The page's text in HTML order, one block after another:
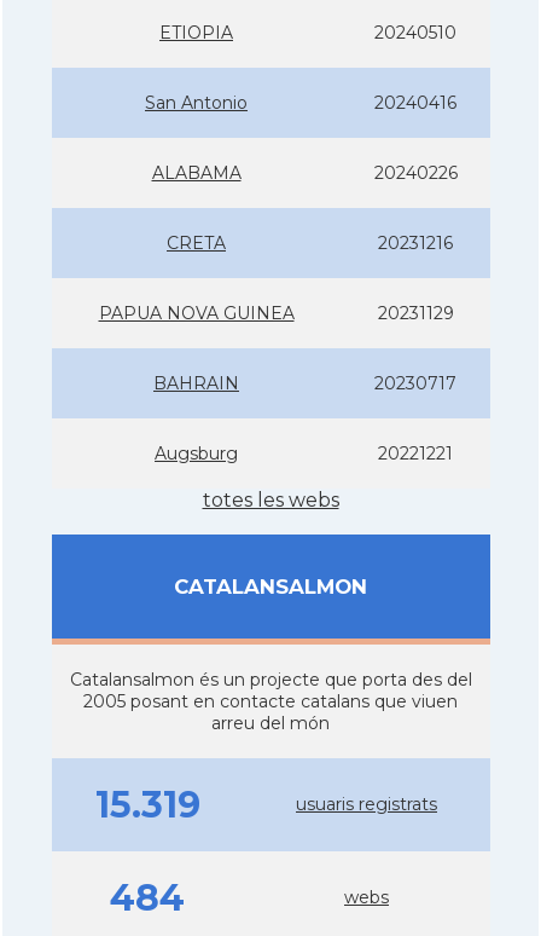
ETIOPIA 20240510
San Antonio 20240416
ALABAMA 20240226
CRETA 20231216
PAPUA NOVA GUINEA 20231129
BAHRAIN 20230717
Augsburg 20221221
totes les webs
CATALANSALMON
Catalansalmon és un projecte que porta des del
2005 posant en contacte catalans que viuen
arreu del món
15.319 usuaris registrats
484 webs